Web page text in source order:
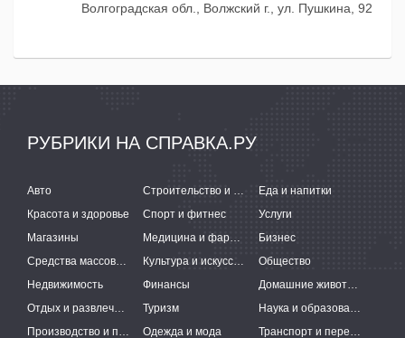
Волгоградская обл., Волжский г., ул. Пушкина, 92
РУБРИКИ НА СПРАВКА.РУ
Авто Строительство и ремонт
Еда и напитки
Красота и здоровье
Спорт и фитнес
Услуги
Магазины
Медицина и фармацевтика
Бизнес
Средства массовой информации
Культура и искусство
Общество
Недвижимость
Финансы
Домашние животные
Отдых и развлечения
Туризм
Наука и образование
Производство и поставки
Одежда и мода Транспорт и перевозки